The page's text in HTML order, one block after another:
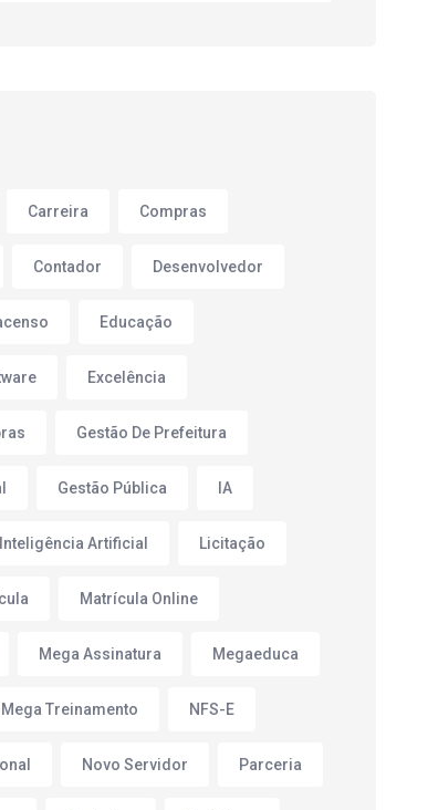
Carreira Compras
Contador Desenvolvedor
Educação
Excelência
Gestão De Prefeitura
Gestão Pública IA
Inteligência Artificial Licitação
Matrícula Online
Mega Assinatura Megaeduca
Mega Treinamento NFS-E
Novo Servidor Parceria